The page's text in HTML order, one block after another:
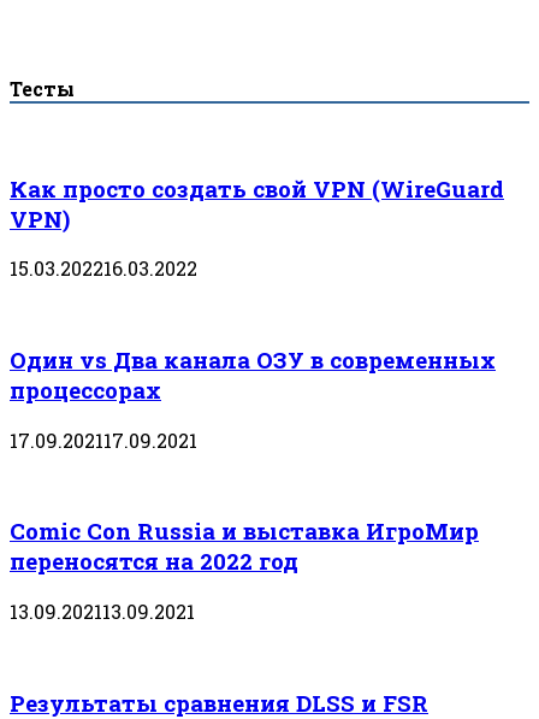
Тесты
Как просто создать свой VPN (WireGuard
VPN)
15.03.202216.03.2022
Один vs Два канала ОЗУ в современных
процессорах
17.09.202117.09.2021
Comic Con Russia и выставка ИгроМир
переносятся на 2022 год
13.09.202113.09.2021
Результаты сравнения DLSS и FSR